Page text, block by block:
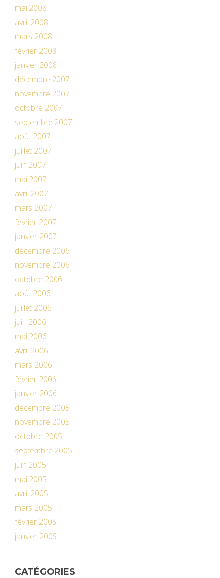
mai 2008
avril 2008
mars 2008
février 2008
janvier 2008
décembre 2007
novembre 2007
octobre 2007
septembre 2007
août 2007
juillet 2007
juin 2007
mai 2007
avril 2007
mars 2007
février 2007
janvier 2007
décembre 2006
novembre 2006
octobre 2006
août 2006
juillet 2006
juin 2006
mai 2006
avril 2006
mars 2006
février 2006
janvier 2006
décembre 2005
novembre 2005
octobre 2005
septembre 2005
juin 2005
mai 2005
avril 2005
mars 2005
février 2005
janvier 2005
CATÉGORIES